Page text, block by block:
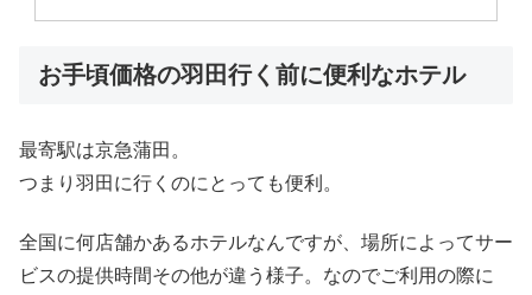
お手頃価格の羽田行く前に便利なホテル
最寄駅は京急蒲田。
つまり羽田に行くのにとっても便利。
全国に何店舗かあるホテルなんですが、場所によってサー
ビスの提供時間その他が違う様子。なのでご利用の際に